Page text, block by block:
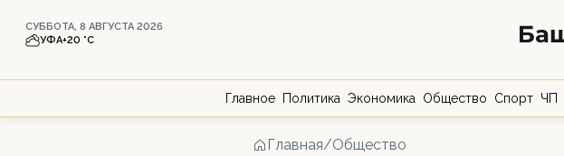
СУББОТА, 8 АВГУСТА 2026
УФА+20 °С
Главное Политика Экономика Общество Спорт ЧП
Главная/Общество